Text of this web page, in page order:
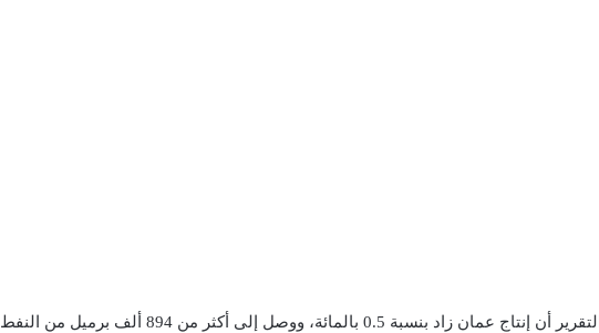
وأضاف التقرير أن إنتاج عمان زاد بنسبة 0.5 بالمائة، ووصل إلى أكثر من 894 ألف برميل من النفط